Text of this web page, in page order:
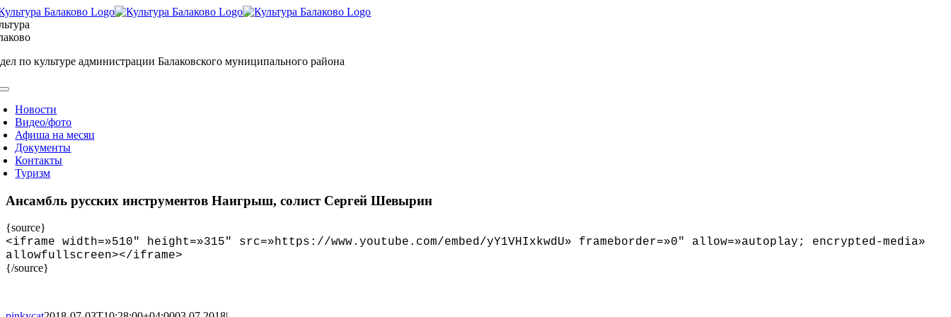
Skip
to
content
по культуре администрации Балаковского муниципального района
Новости
Видео/фото
Афиша на месяц
Документы
Контакты
Туризм
Ансамбль русских инструментов Наигрыш, солист Сергей Шевырин
{source}
<iframe width=»510″ height=»315″ src=»https://www.youtube.com/embed/yY1VHIxkwdU» frameborder=»0″ allow=»autoplay; encrypted-media»
allowfullscreen></iframe>
{/source}